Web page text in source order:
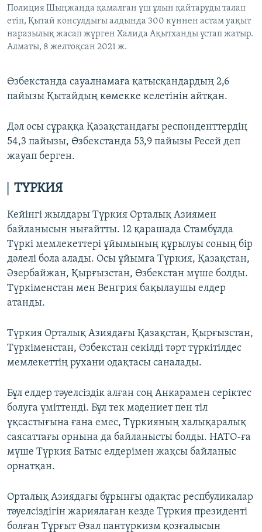
Полиция Шыңжаңда қамалған үш ұлын қайтаруды талап
етіп, Қытай консулдығы алдында 300 күннен астам уақыт
наразылық жасап жүрген Халида Ақытханды ұстап жатыр.
Алматы, 8 желтоқсан 2021 ж.
Өзбекстанда сауалнамаға қатысқандардың 2,6
пайызы Қытайдың көмекке келетінін айтқан.
Дәл осы сұраққа Қазақстандағы респонденттердің
54,3 пайызы, Өзбекстанда 53,9 пайызы Ресей деп
жауап берген.
ТҮРКИЯ
Кейінгі жылдары Түркия Орталық Азиямен
байланысын нығайтты. 12 қарашада Стамбұлда
Түркі мемлекеттері ұйымының құрылуы соның бір
дәлелі бола алады. Осы ұйымға Түркия, Қазақстан,
Әзербайжан, Қырғызстан, Өзбекстан мүше болды.
Түркіменстан мен Венгрия бақылаушы елдер
атанды.
Түркия Орталық Азиядағы Қазақстан, Қырғызстан,
Түркіменстан, Өзбекстан секілді төрт түркітілдес
мемлекеттің рухани одақтасы саналады.
Бұл елдер тәуелсіздік алған соң Анкарамен серіктес
болуға үміттенді. Бұл тек мәдениет пен тіл
ұқсастығына ғана емес, Түркияның халықаралық
саясаттағы орнына да байланысты болды. НАТО-ға
мүше Түркия Батыс елдерімен жақсы байланыс
орнатқан.
Орталық Азиядағы бұрынғы одақтас респбуликалар
тәуелсіздігін жариялаған кезде Түркия президенті
болған Тұрғыт Өзал пантүркизм қозғалысын